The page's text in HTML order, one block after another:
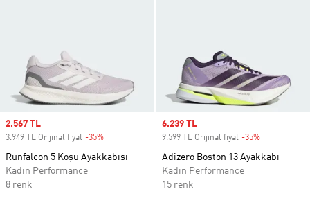
Sale price
2.567 TL
3.949 TL Orijinal fiyat -35%
Runfalcon 5 Koşu Ayakkabısı
Kadın Performance
8 renk
Sale price
6.239 TL
9.599 TL Orijinal fiyat -35%
Adizero Boston 13 Ayakkabı
Kadın Performance
15 renk